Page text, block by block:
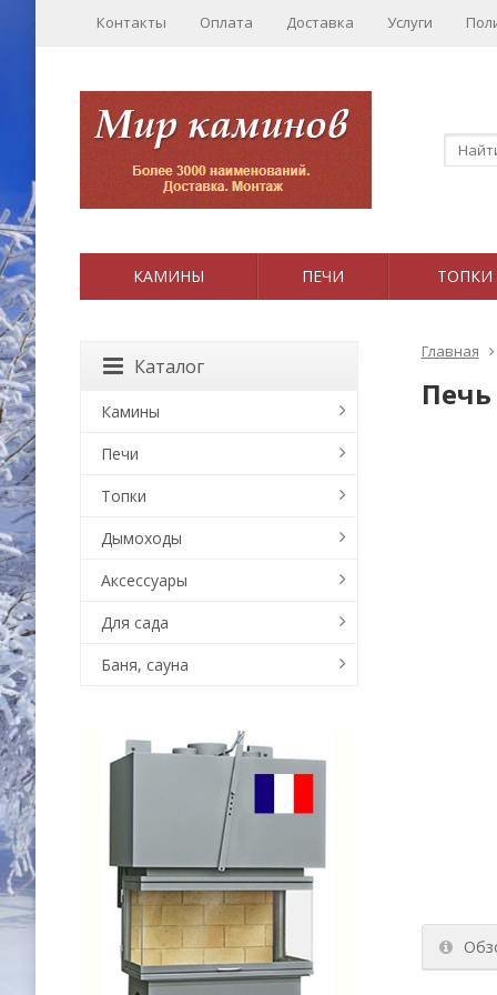
Контакты Оплата Доставка Услуги
КАМИНЫ ПЕЧИ ТОПКИ
Главная
Каталог
Камины
Печи
Топки
Дымоходы
Аксессуары
Для сада
Баня, сауна